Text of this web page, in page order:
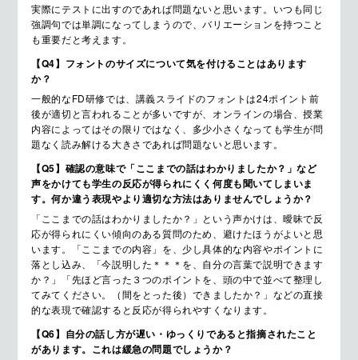
実際にテストに出すのであれば問題ないと思います。いつも同じ
強調句では単調になってしまうので、バリエーションを持つこと
も重要だと考えます。
【Q4】フォントのサイズについて気を付けることはあります
か？
一般的なFD研修では、講義スライドのフォントは24ポイント前
後が適切と言われることが多いですが、オンラインの場合、授業
内容によってはその限りではなく、多少小さくなっても学生が問
題なく読み解ける大きさであれば問題ないと思います。
【Q5】確認の意味で「ここまでの話はわかりましたか？」など
声をかけても学生の反応が得られにくく何度も聞いてしまいま
す。何か違う表現やより適切な方法はありませんでしょうか？
「ここまでの話はわかりましたか？」という声かけは、曖昧で反
応が得られにくい傾向のある質問のため、避けたほうがよいと思
います。「ここまでの内容」を、少し具体的な内容やポイントに
落とし込み、「今説明した＊＊＊を、自分の言葉で説明できます
か？」「先ほど言った３つのポイントを、頭の中で並べて整理し
てみてください。（間をとった後）できましたか？」などの直接
的な表現で確認すると反応が得られやすくなります。
【Q6】自分の話し方が遅い・ゆっくりであると指摘されたこと
があります。これは緩急の問題でしょうか？